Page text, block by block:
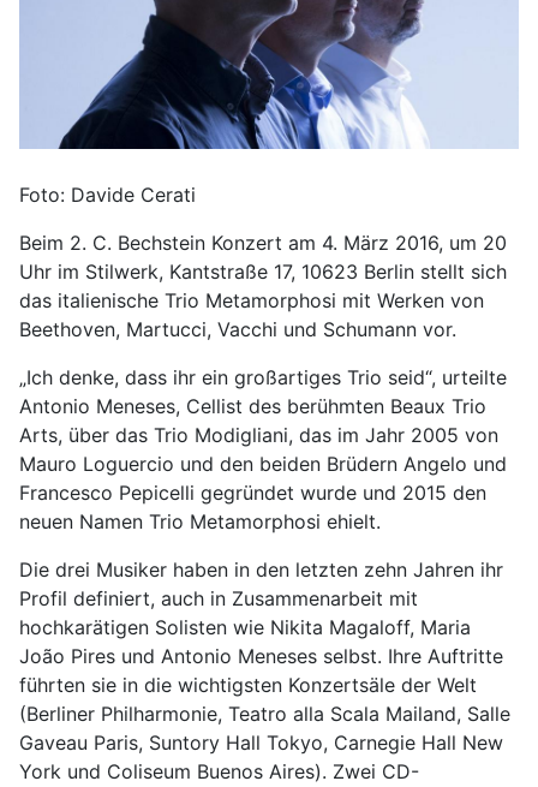
Foto: Davide Cerati
Beim 2. C. Bechstein Konzert am 4. März 2016, um 20
Uhr im Stilwerk, Kantstraße 17, 10623 Berlin stellt sich
das italienische Trio Metamorphosi mit Werken von
Beethoven, Martucci, Vacchi und Schumann vor.
„Ich denke, dass ihr ein großartiges Trio seid“, urteilte
Antonio Meneses, Cellist des berühmten Beaux Trio
Arts, über das Trio Modigliani, das im Jahr 2005 von
Mauro Loguercio und den beiden Brüdern Angelo und
Francesco Pepicelli gegründet wurde und 2015 den
neuen Namen Trio Metamorphosi ehielt.
Die drei Musiker haben in den letzten zehn Jahren ihr
Profil definiert, auch in Zusammenarbeit mit
hochkarätigen Solisten wie Nikita Magaloff, Maria
João Pires und Antonio Meneses selbst. Ihre Auftritte
führten sie in die wichtigsten Konzertsäle der Welt
(Berliner Philharmonie, Teatro alla Scala Mailand, Salle
Gaveau Paris, Suntory Hall Tokyo, Carnegie Hall New
York und Coliseum Buenos Aires). Zwei CD-